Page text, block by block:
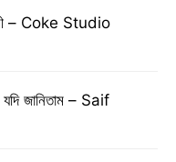
– Coke Studio
জানিতাম – Saif